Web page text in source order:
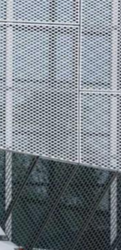
ДРУГИ
СЪВЕТИ